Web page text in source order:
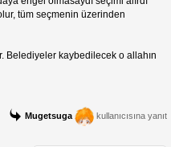
tüm seçmenin üzerinden
Belediyeler kaybedilecek o allahın
Mugetsuga kullanıcısına yanıt